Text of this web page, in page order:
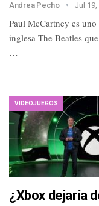
Andrea Pecho Jul 19,
Paul McCartney es
inglesa The Beatles
…
VIDEOJUEGOS
¿Xbox dejaría